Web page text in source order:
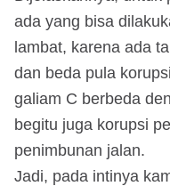
ada yang bisa
lambat, karena ada
dan beda pula
galiam C berbeda
begitu juga korupsi
penimbunan jalan.
Jadi, pada intinya